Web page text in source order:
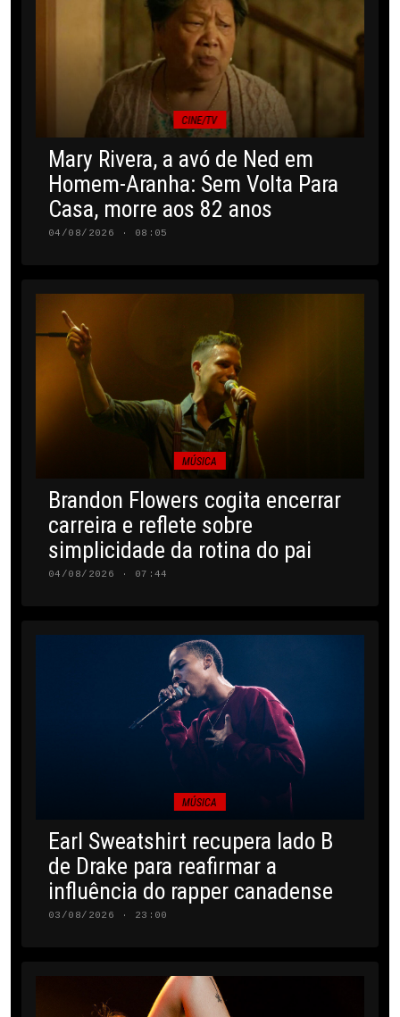
CINE/TV
Mary Rivera, a avó de Ned em
Homem-Aranha: Sem Volta Para
Casa, morre aos 82 anos
04/08/2026 · 08:05
MÚSICA
Brandon Flowers cogita encerrar
carreira e reflete sobre
simplicidade da rotina do pai
04/08/2026 · 07:44
MÚSICA
Earl Sweatshirt recupera lado B
de Drake para reafirmar a
influência do rapper canadense
03/08/2026 · 23:00